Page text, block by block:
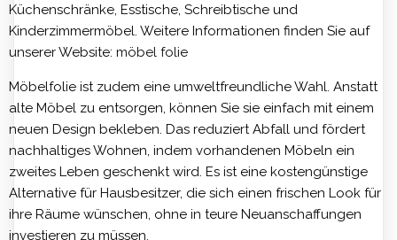
Küchenschränke, Esstische, Schreibtische und
Kinderzimmermöbel. Weitere Informationen finden Sie auf
unserer Website: möbel folie
Möbelfolie ist zudem eine umweltfreundliche Wahl. Anstatt
alte Möbel zu entsorgen, können Sie sie einfach mit einem
neuen Design bekleben. Das reduziert Abfall und fördert
nachhaltiges Wohnen, indem vorhandenen Möbeln ein
zweites Leben geschenkt wird. Es ist eine kostengünstige
Alternative für Hausbesitzer, die sich einen frischen Look für
ihre Räume wünschen, ohne in teure Neuanschaffungen
investieren zu müssen.